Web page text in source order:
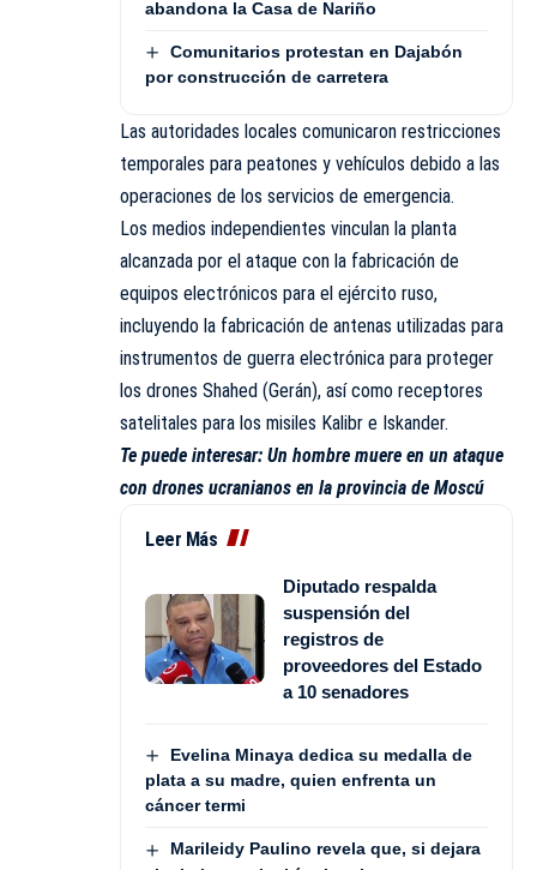
abandona la Casa de Nariño
Comunitarios protestan en Dajabón
por construcción de carretera
Las autoridades locales comunicaron restricciones
temporales para peatones y vehículos debido a las
operaciones de los servicios de emergencia.
Los medios independientes vinculan la planta
alcanzada por el ataque con la fabricación de
equipos electrónicos para el ejército ruso,
incluyendo la fabricación de antenas utilizadas para
instrumentos de guerra electrónica para proteger
los drones Shahed (Gerán), así como receptores
satelitales para los misiles Kalibr e Iskander.
Te puede interesar: Un hombre muere en un ataque
con drones ucranianos en la provincia de Moscú
Leer Más
Diputado respalda
suspensión del
registros de
proveedores del Estado
a 10 senadores
Evelina Minaya dedica su medalla de
plata a su madre, quien enfrenta un
cáncer termi
Marileidy Paulino revela que, si dejara